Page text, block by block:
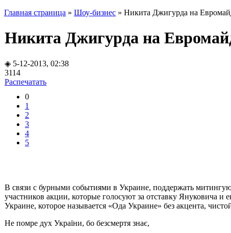
Главная страница » Шоу-бизнес » Никита Джигурда на
Никита Джигурда на
◈ 5-12-2013, 02:38
3114
Распечатать
0
1
2
3
4
5
В связи с бурными событиями в Украине, поддержать
участников акции, которые голосуют за отставку Януковича и
Украине, которое называется «Ода Украине» без акцента,
Не помре дух України, бо безсмертя знає,